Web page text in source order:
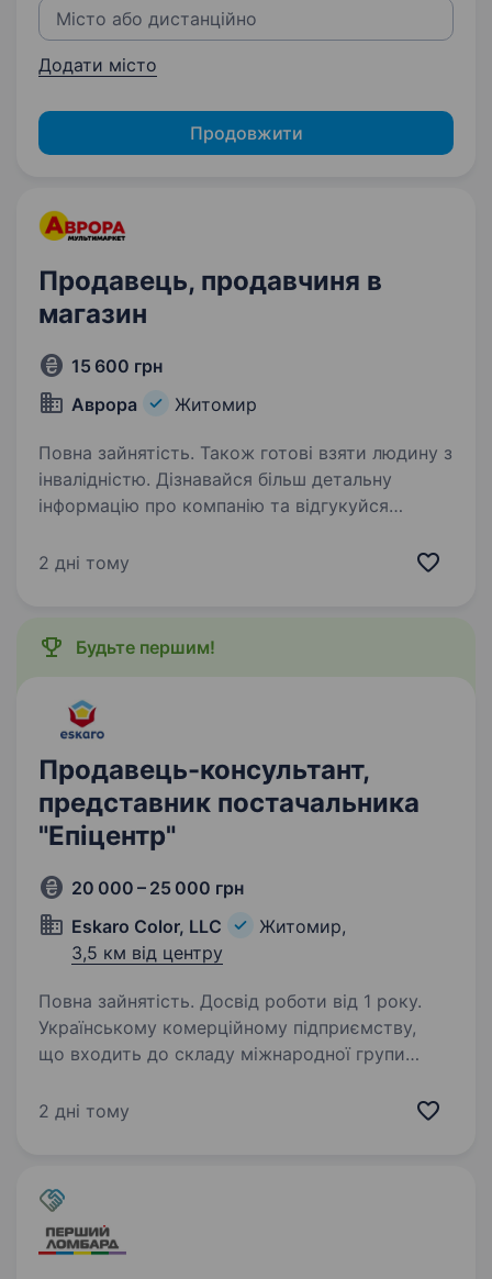
Додати місто
Продовжити
Продавець, продавчиня в
магазин
15 600 грн
Аврора
Житомир
Повна зайнятість. Також готові взяти людину з
інвалідністю. Дізнавайся більш детальну
інформацію про компанію та відгукуйся
https://telegram.me/Avrora_HC_bot Запрошуємо
2 дні тому
Будьте першим!
Продавець-консультант,
представник постачальника
"Епіцентр"
20 000 – 25 000 грн
Eskaro Color, LLC
Житомир,
3,5 км від центру
Повна зайнятість. Досвід роботи від 1 року.
Українському комерційному підприємству,
що входить до складу міжнародної групи
лакофарбових матеріалів в напрямку DIY
2 дні тому